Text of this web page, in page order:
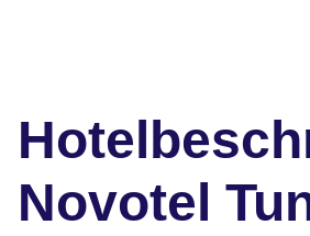
Novotel